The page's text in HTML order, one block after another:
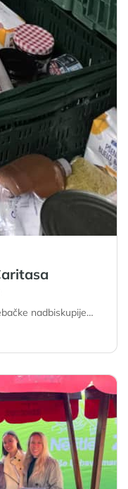
nadbiskupije…